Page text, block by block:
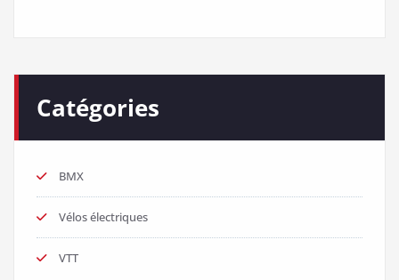
Catégories
BMX
Vélos électriques
VTT